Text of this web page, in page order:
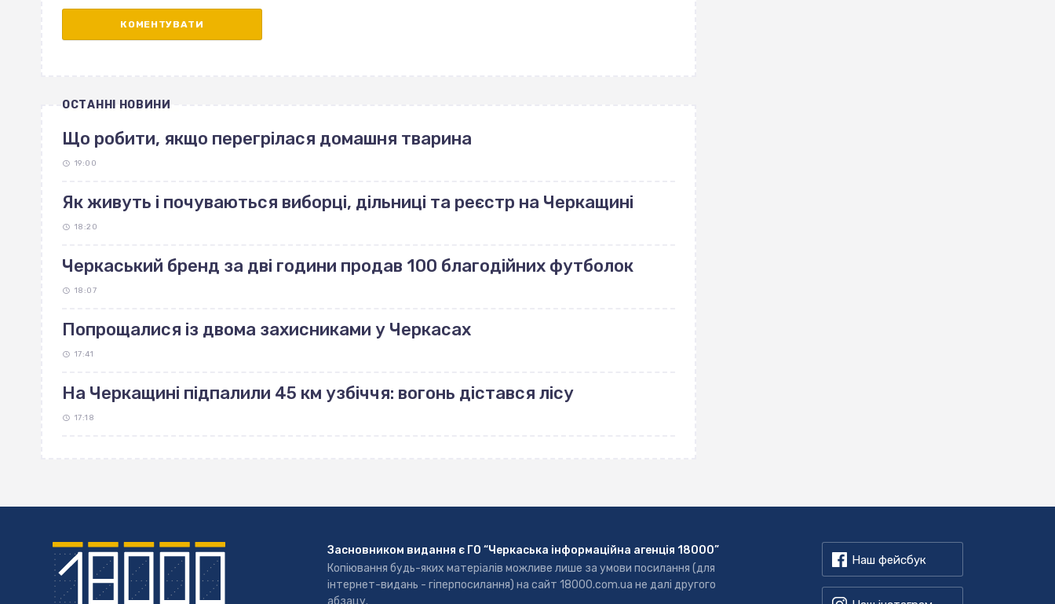
ОСТАННІ НОВИНИ
Що робити, якщо перегрілася домашня тварина
19:00
Як живуть і почуваються виборці, дільниці та реєстр на Черкащині
18:20
Черкаський бренд за дві години продав 100 благодійних футболок
18:07
Попрощалися із двома захисниками у Черкасах
17:41
На Черкащині підпалили 45 км узбіччя: вогонь дістався лісу
17:18
Засновником видання є ГО “Черкаська інформаційна агенція 18000”
Копіювання будь-яких матеріалів можливе лише за умови посилання (для
інтернет-видань - гіперпосилання) на сайт 18000.com.ua не далі другого
Наш фейсбук